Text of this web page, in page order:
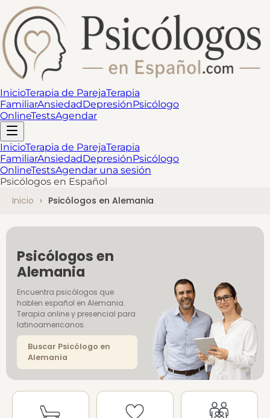
InicioTerapia de ParejaTerapia
FamiliarAnsiedadDepresiónPsicólogo
OnlineTestsAgendar
InicioTerapia de ParejaTerapia
FamiliarAnsiedadDepresiónPsicólogo
OnlineTestsAgendar una sesión
Psicólogos en Español
Inicio Psicólogos en Alemania
Psicólogos en
Alemania
Encuentra psicólogos que
hablen español en Alemania.
Terapia online y presencial para
latinoamericanos.
Buscar Psicólogo en
Alemania